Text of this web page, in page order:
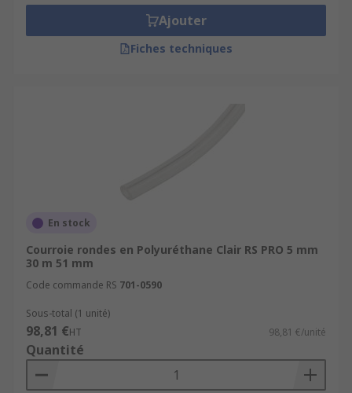
Ajouter
Fiches techniques
En stock
Courroie rondes en Polyuréthane Clair RS PRO 5 mm
30 m 51 mm
Code commande RS 701-0590
Sous-total (1 unité)
98,81 €HT 98,81 €/unité
Quantité